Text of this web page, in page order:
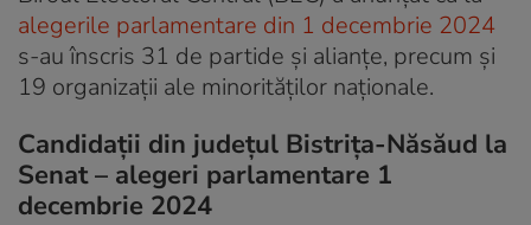
alegerile parlamentare din 1 decembrie 2024
s-au înscris 31 de partide și alianțe, precum și
19 organizații ale minorităților naționale.
Candidații din județul Bistrița-Năsăud la
Senat – alegeri parlamentare 1
decembrie 2024